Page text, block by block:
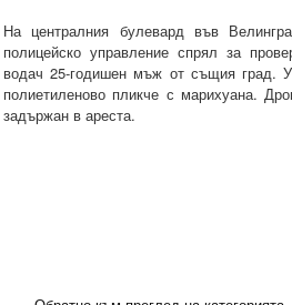
На централния булевард във
полицейско управление спрял за
водач 25-годишен мъж от същия град.
полиетиленово пликче с марихуана.
задържан в ареста.